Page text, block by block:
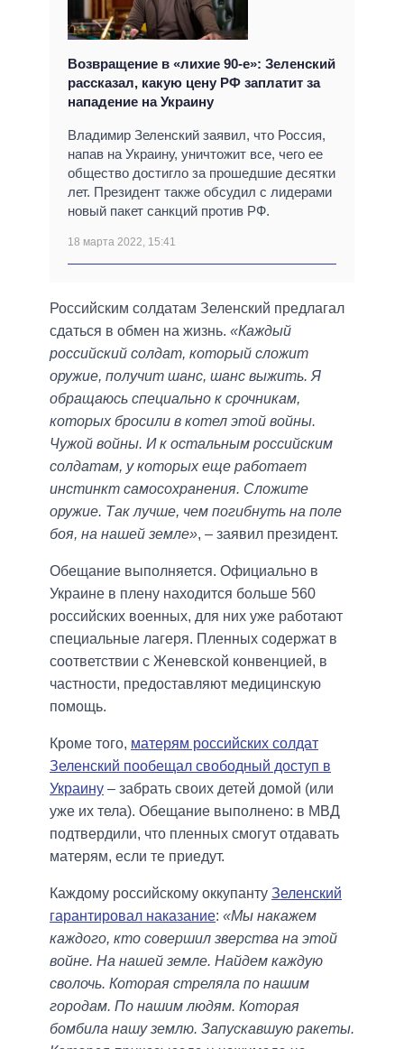
Возвращение в «лихие 90-е»: Зеленский
рассказал, какую цену РФ заплатит за
нападение на Украину
Владимир Зеленский заявил, что Россия,
напав на Украину, уничтожит все, чего ее
общество достигло за прошедшие десятки
лет. Президент также обсудил с лидерами
новый пакет санкций против РФ.
18 марта 2022, 15:41
Российским солдатам Зеленский предлагал
сдаться в обмен на жизнь. «Каждый
российский солдат, который сложит
оружие, получит шанс, шанс выжить. Я
обращаюсь специально к срочникам,
которых бросили в котел этой войны.
Чужой войны. И к остальным российским
солдатам, у которых еще работает
инстинкт самосохранения. Сложите
оружие. Так лучше, чем погибнуть на поле
боя, на нашей земле», – заявил президент.
Обещание выполняется. Официально в
Украине в плену находится больше 560
российских военных, для них уже работают
специальные лагеря. Пленных содержат в
соответствии с Женевской конвенцией, в
частности, предоставляют медицинскую
помощь.
Кроме того, матерям российских солдат
Зеленский пообещал свободный доступ в
Украину – забрать своих детей домой (или
уже их тела). Обещание выполнено: в МВД
подтвердили, что пленных смогут отдавать
матерям, если те приедут.
Каждому российскому оккупанту Зеленский
гарантировал наказание: «Мы накажем
каждого, кто совершил зверства на этой
войне. На нашей земле. Найдем каждую
сволочь. Которая стреляла по нашим
городам. По нашим людям. Которая
бомбила нашу землю. Запускавшую ракеты.